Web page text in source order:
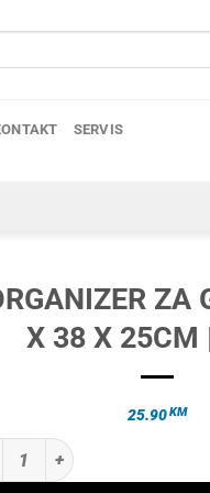
SERVIS
ZA
X 38 X 25CM
25.90KM
ZA GEPEK 60 X 38 X